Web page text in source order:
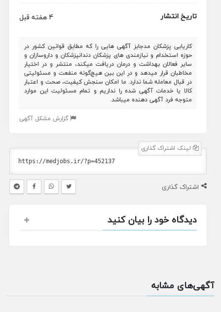
تاریخ انتشار
4 هفته قبل
کاریابی پزشکان مدجابز آگهی هایی را که مطابق قوانین کشور در
حوزه استخدام و نیازمندی های پزشکان دندانپزشکان و داروسازان و
سایر فعالان بهداشت و درمان دریافت میکند، منتشر و در اختیار
مخاطبان قرار میدهد و در این بین هیچ‌گونه منفعت و مسئولیتی
در قبال معامله شما ندارد. ما امکان سنجش کیفیت، صحت و اعتبار
کالا یا خدمات آگهی شده را نداریم و تمام مسئولیت این موارد
متوجه فرد آگهی دهنده میباشد.
گزارش مشکل آگهی
لینک اشتراک گذاری
اشتراک گذاری
دیدگاه خود را بیان کنید
آگهی‌های مشابه